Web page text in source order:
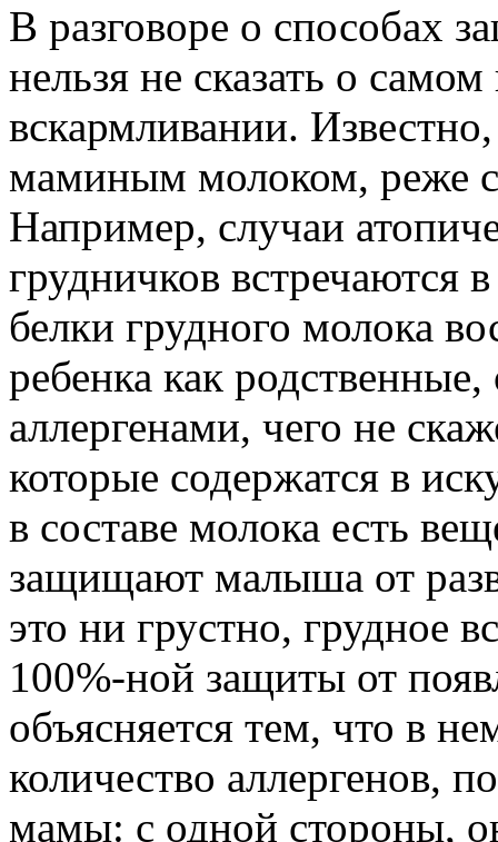
В разговоре о способах
нельзя не сказать о
вскармливании.
маминым молоком, реже
Например, случаи
грудничков встречаются
белки грудного молока
ребенка как
аллергенами, чего не
которые содержатся в
в составе молока есть
защищают малыша от
это ни грустно, грудное
100%-ной защиты от
объясняется тем, что в
количество аллергенов,
мамы: с одной стороны,